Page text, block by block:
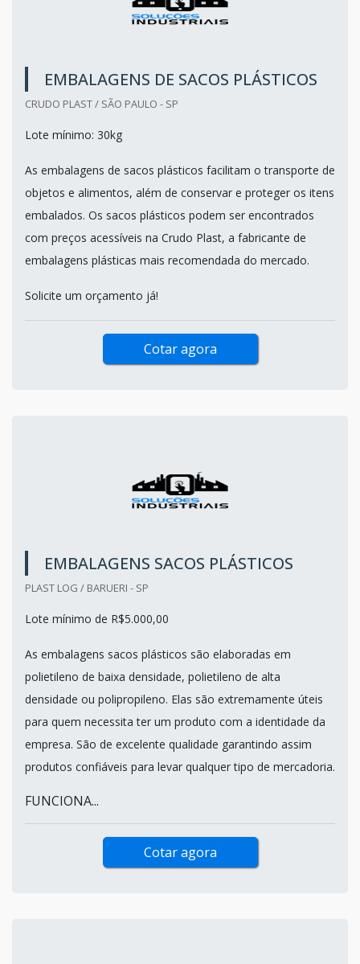
EMBALAGENS DE SACOS PLÁSTICOS
CRUDO PLAST / SÃO PAULO - SP
Lote mínimo: 30kg
As embalagens de sacos plásticos facilitam o transporte de
objetos e alimentos, além de conservar e proteger os itens
embalados. Os sacos plásticos podem ser encontrados
com preços acessíveis na Crudo Plast, a fabricante de
embalagens plásticas mais recomendada do mercado.
Solicite um orçamento já!
Cotar agora
EMBALAGENS SACOS PLÁSTICOS
PLAST LOG / BARUERI - SP
Lote mínimo de R$5.000,00
As embalagens sacos plásticos são elaboradas em
polietileno de baixa densidade, polietileno de alta
densidade ou polipropileno. Elas são extremamente úteis
para quem necessita ter um produto com a identidade da
empresa. São de excelente qualidade garantindo assim
produtos confiáveis para levar qualquer tipo de mercadoria.
FUNCIONA...
Cotar agora